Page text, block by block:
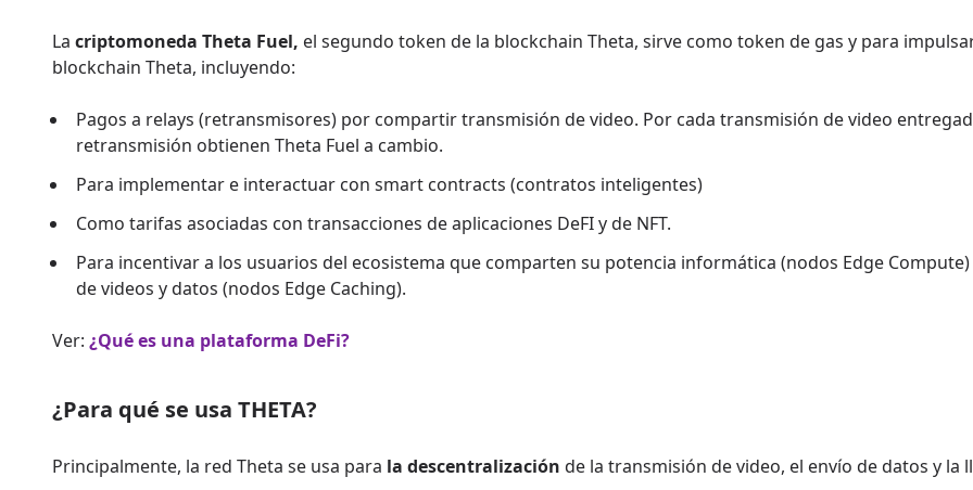
La criptomoneda Theta Fuel, el segundo token de la blockchain Theta, sirve como token de gas y para
blockchain Theta, incluyendo:
Pagos a relays (retransmisores) por compartir transmisión de video. Por cada transmisión de video
retransmisión obtienen Theta Fuel a cambio.
Para implementar e interactuar con smart contracts (contratos inteligentes)
Como tarifas asociadas con transacciones de aplicaciones DeFI y de NFT.
Para incentivar a los usuarios del ecosistema que comparten su potencia informática (nodos Edge
de videos y datos (nodos Edge Caching).
Ver: ¿Qué es una plataforma DeFi?
¿Para qué se usa THETA?
Principalmente, la red Theta se usa para la descentralización de la transmisión de video, el envío de datos y